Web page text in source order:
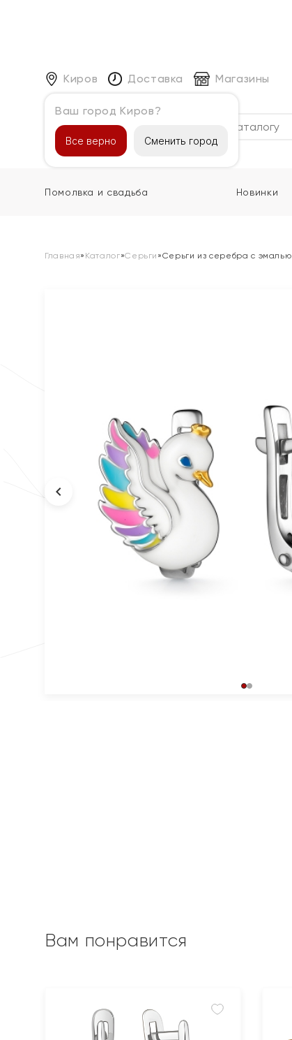
Киров
Ваш город Киров?
Все верно Сменить город
Доставка Магазины
Каталог
Помолвка и свадьба Новинки
Главная» Каталог»Серьги »Серьги из серебра с эмалью
Вам понравится